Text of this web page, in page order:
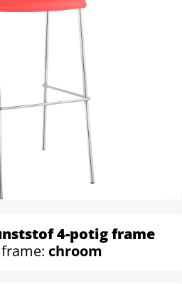
4-potig frame
chroom